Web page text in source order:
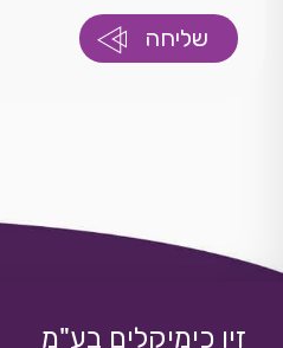
זיו כימיקלים בע"מ